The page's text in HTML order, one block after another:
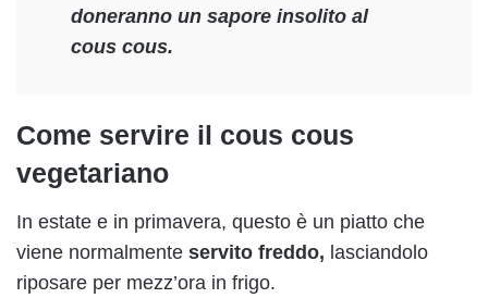
doneranno un sapore insolito al
cous cous.
Come servire il cous cous
vegetariano
In estate e in primavera, questo è un piatto che
viene normalmente servito freddo, lasciandolo
riposare per mezz’ora in frigo.